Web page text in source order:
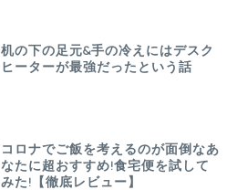
机の下の足元&手の冷えにはデスク
ヒーターが最強だったという話
コロナでご飯を考えるのが面倒なあ
なたに超おすすめ!食宅便を試して
みた!【徹底レビュー】